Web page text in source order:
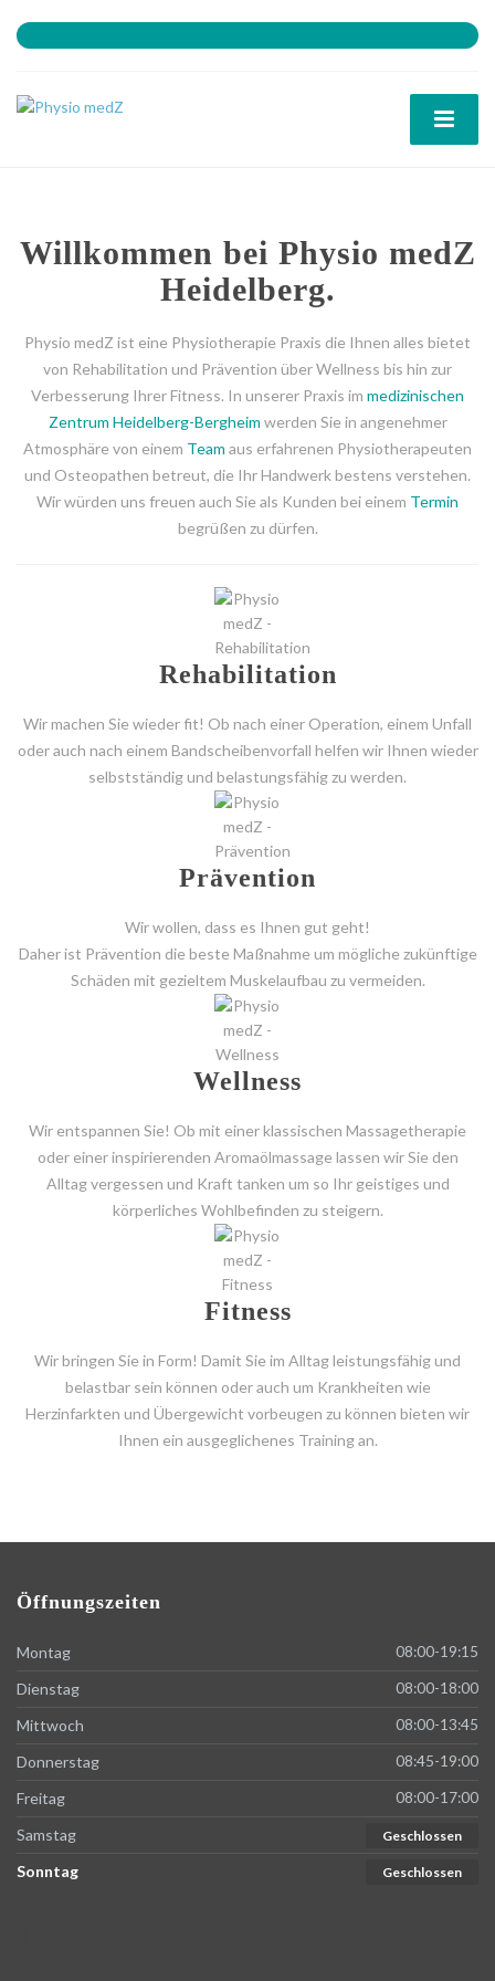
Willkommen bei Physio medZ
Heidelberg.
Physio medZ ist eine Physiotherapie Praxis die Ihnen alles bietet
von Rehabilitation und Prävention über Wellness bis hin zur
Verbesserung Ihrer Fitness. In unserer Praxis im medizinischen
Zentrum Heidelberg-Bergheim werden Sie in angenehmer
Atmosphäre von einem Team aus erfahrenen Physiotherapeuten
und Osteopathen betreut, die Ihr Handwerk bestens verstehen.
Wir würden uns freuen auch Sie als Kunden bei einem Termin
begrüßen zu dürfen.
Rehabilitation
Wir machen Sie wieder fit! Ob nach einer Operation, einem Unfall
oder auch nach einem Bandscheibenvorfall helfen wir Ihnen wieder
selbstständig und belastungsfähig zu werden.
Prävention
Wir wollen, dass es Ihnen gut geht!
Daher ist Prävention die beste Maßnahme um mögliche zukünftige
Schäden mit gezieltem Muskelaufbau zu vermeiden.
Wellness
Wir entspannen Sie! Ob mit einer klassischen Massagetherapie
oder einer inspirierenden Aromaölmassage lassen wir Sie den
Alltag vergessen und Kraft tanken um so Ihr geistiges und
körperliches Wohlbefinden zu steigern.
Fitness
Wir bringen Sie in Form! Damit Sie im Alltag leistungsfähig und
belastbar sein können oder auch um Krankheiten wie
Herzinfarkten und Übergewicht vorbeugen zu können bieten wir
Ihnen ein ausgeglichenes Training an.
Öffnungszeiten
Montag 08:00-19:15
Dienstag 08:00-18:00
Mittwoch 08:00-13:45
Donnerstag 08:45-19:00
Freitag 08:00-17:00
Samstag Geschlossen
Sonntag Geschlossen